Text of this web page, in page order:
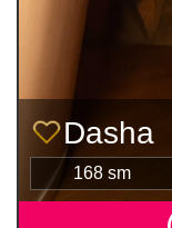
Dasha
168 sm